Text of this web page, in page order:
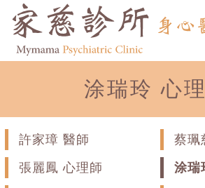
涂瑞玲 心
許家璋 醫師
蔡珮
張麗鳳 心理師
涂瑞